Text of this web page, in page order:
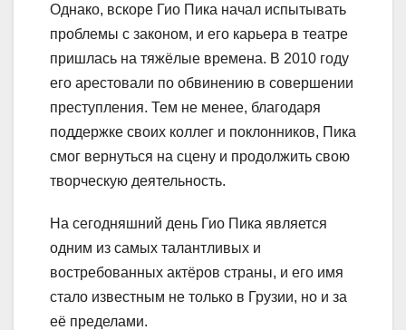
Однако, вскоре Гио Пика начал испытывать
проблемы с законом, и его карьера в театре
пришлась на тяжёлые времена. В 2010 году
его арестовали по обвинению в совершении
преступления. Тем не менее, благодаря
поддержке своих коллег и поклонников, Пика
смог вернуться на сцену и продолжить свою
творческую деятельность.
На сегодняшний день Гио Пика является
одним из самых талантливых и
востребованных актёров страны, и его имя
стало известным не только в Грузии, но и за
её пределами.